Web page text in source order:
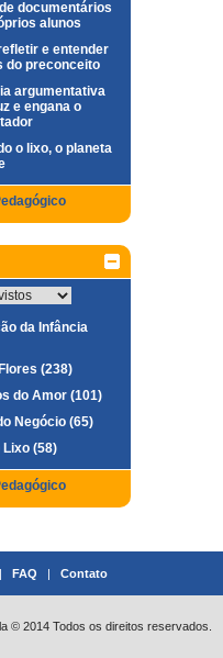
documentários
alunos
e entender
do preconceito
argumentativa
e engana o
o lixo, o planeta
da Infância
(238)
do Amor (101)
Negócio (65)
Lixo (58)
FAQ | Contato
© 2014 Todos os direitos reservados.